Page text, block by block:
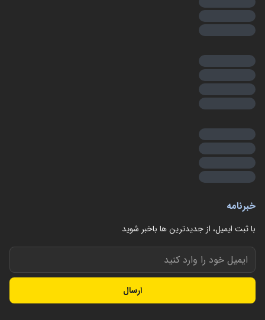
خبرنامه
با ثبت ایمیل، از جدید‌ترین ها با‌خبر شوید
ارسال